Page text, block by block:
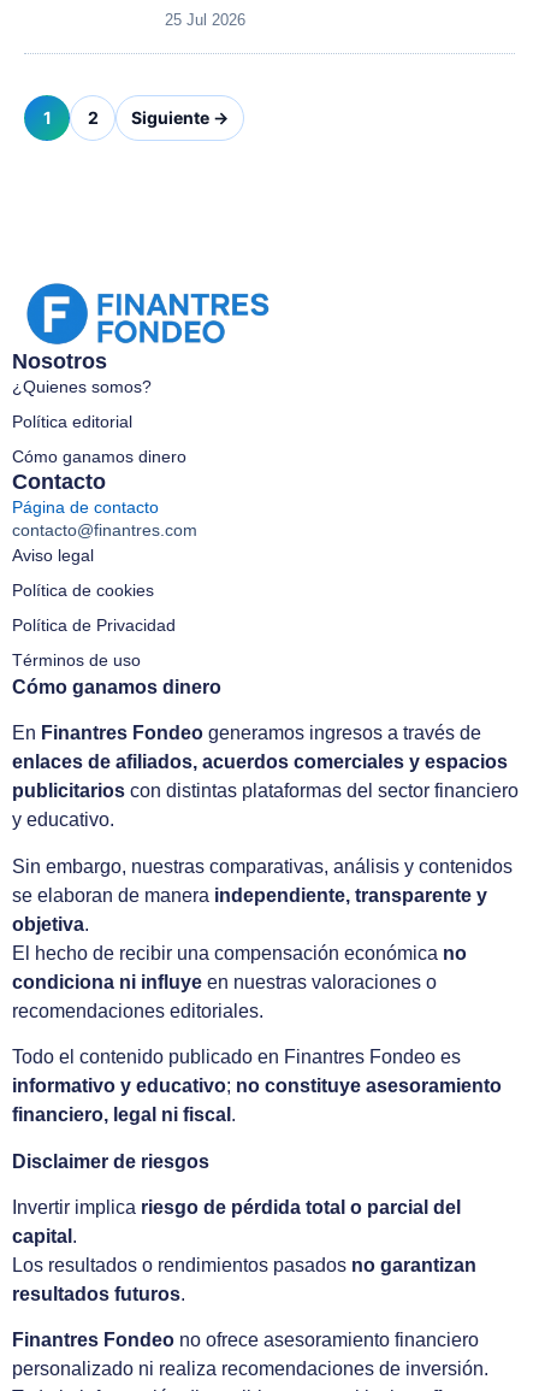
25 Jul 2026
1 2 Siguiente →
Nosotros
¿Quienes somos?
Política editorial
Cómo ganamos dinero
Contacto
Página de contacto
contacto@finantres.com
Aviso legal
Política de cookies
Política de Privacidad
Términos de uso
Cómo ganamos dinero
En Finantres Fondeo generamos ingresos a través de
enlaces de afiliados, acuerdos comerciales y espacios
publicitarios con distintas plataformas del sector financiero
y educativo.
Sin embargo, nuestras comparativas, análisis y contenidos
se elaboran de manera independiente, transparente y
objetiva.
El hecho de recibir una compensación económica no
condiciona ni influye en nuestras valoraciones o
recomendaciones editoriales.
Todo el contenido publicado en Finantres Fondeo es
informativo y educativo; no constituye asesoramiento
financiero, legal ni fiscal .
Disclaimer de riesgos
Invertir implica riesgo de pérdida total o parcial del
capital .
Los resultados o rendimientos pasados no garantizan
resultados futuros.
Finantres Fondeo no ofrece asesoramiento financiero
personalizado ni realiza recomendaciones de inversión.